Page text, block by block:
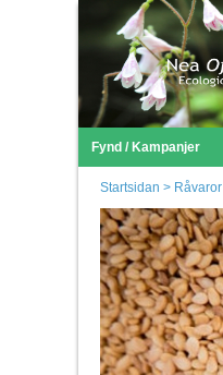
Fynd / Kampanjer
Startsidan > Råvaror